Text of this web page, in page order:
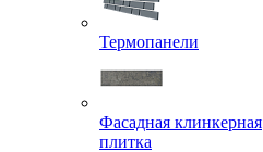
Термопанели
Фасадная клинкерная
плитка